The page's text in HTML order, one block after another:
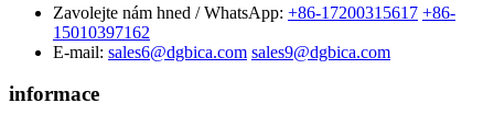
Zavolejte nám hned / WhatsApp: +86-17200315617 +86-
15010397162
E-mail: sales6@dgbica.com sales9@dgbica.com
informace